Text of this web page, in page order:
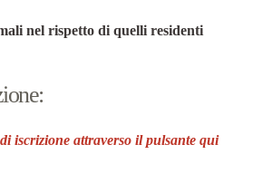
nel rispetto di quelli residenti
iscrizione attraverso il pulsante qui